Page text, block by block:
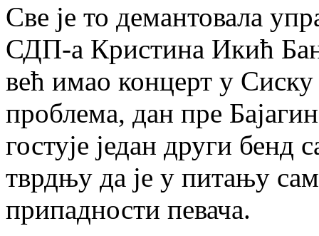
Све је то демантовала
СДП-а Кристина Икић
већ имао концерт у
проблема, дан пре
гостује један други
тврдњу да је у питању
припадности певача.